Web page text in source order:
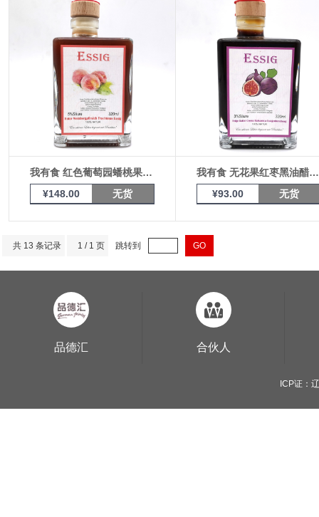
我有食 红色葡萄园蟠桃果泥醋320ml
¥148.00
无货
我有食 无花果红枣黑油醋320ml
¥93.00
无货
共 13 条记录 1 / 1 页 跳转到 GO
品德汇 合伙人
ICP证：